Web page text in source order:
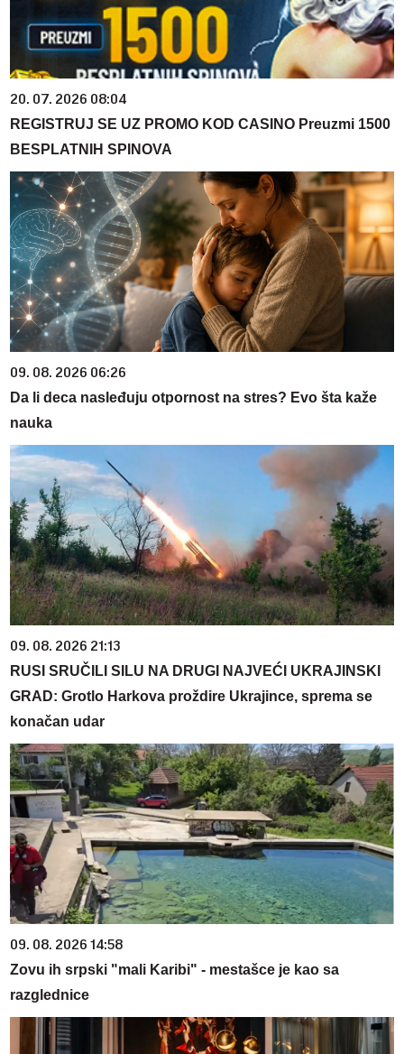
20. 07. 2026 08:04
REGISTRUJ SE UZ PROMO KOD CASINO Preuzmi 1500
BESPLATNIH SPINOVA
09. 08. 2026 06:26
Da li deca nasleđuju otpornost na stres? Evo šta kaže
nauka
09. 08. 2026 21:13
RUSI SRUČILI SILU NA DRUGI NAJVEĆI UKRAJINSKI
GRAD: Grotlo Harkova proždire Ukrajince, sprema se
konačan udar
09. 08. 2026 14:58
Zovu ih srpski "mali Karibi" - mestašce je kao sa
razglednice